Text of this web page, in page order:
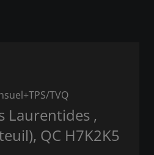
+TPS/TVQ
Laurentides ,
QC H7K2K5